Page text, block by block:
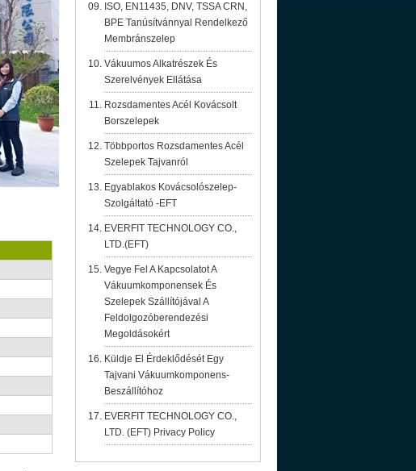
ISO, EN11435, DNV, TSSA CRN,
BPE Tanúsítvánnyal Rendelkező
Membránszelep
Vákuumos Alkatrészek És
Szerelvények Ellátása
Rozsdamentes Acél Kovácsolt
Borszelepek
Többportos Rozsdamentes Acél
Szelepek Tajvanról
Egyablakos Kovácsolószelep-
Szolgáltató -EFT
EVERFIT TECHNOLOGY CO.,
LTD.(EFT)
Vegye Fel A Kapcsolatot A
Vákuumkomponensek És
Szelepek Szállítójával A
Feldolgozóberendezési
Megoldásokért
Küldje El Érdeklődését Egy
Tajvani Vákuumkomponens-
Beszállítóhoz
EVERFIT TECHNOLOGY CO.,
LTD. (EFT) Privacy Policy